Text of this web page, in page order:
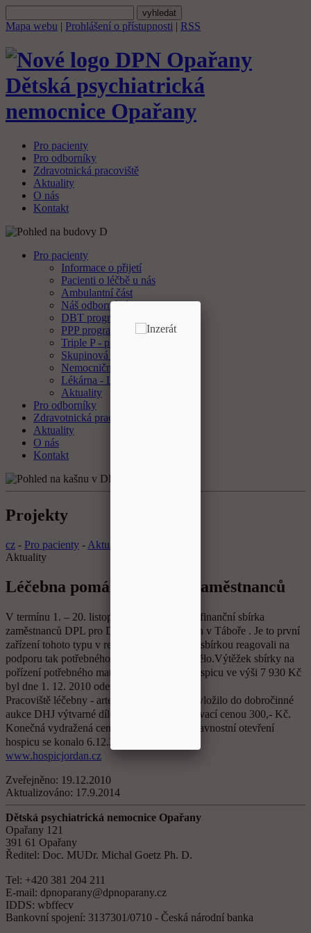
Mapa webu | Prohlášení o přístupnosti | RSS
Dětská psychiatrická
nemocnice Opařany
Pro pacienty
Pro odborníky
Zdravotnická pracoviště
Aktuality
O nás
Kontakt
Pro pacienty
Informace o přijetí
Pacienti o léčbě u nás
Ambulantní část
Náš odborný tým
DBT program
PPP program
Triple P - program
Skupinová psychoterapie
Nemocniční ombudsman
Lékárna - Laboratoř
Aktuality
Pro odborníky
Zdravotnická pracoviště
Aktuality
O nás
Kontakt
Projekty
cz - Pro pacienty - Aktuality
Aktuality
Léčebna pomáhá – sbírka zaměstnanců
V termínu 1. – 20. listopadu 2010 probíhala finanční sbírka
zaměstnanců DPL pro Domácí hospic Jordán v Táboře . Je to první
zařízení tohoto typu v regionu. Zaměstnanci sbírkou reagovali na
podporu tak potřebného zařízení, které chybělo.Výtěžek sbírky na
pořízení potřebného materiálu pro provoz hospicu ve výši 7 930 Kč
byl dne 1. 12. 2010 odeslán na účet DHJ .
Pracoviště léčebny - arteterapeutický ateliér vložilo do dobročinné
aukce DHJ výtvarné dílo „Vločka“ s vyvolávací cenou 300,- Kč.
Konečná vydražená cena byla 1 500,- Kč Slavnostní otevření
hospicu se konalo 6.12.2010.
www.hospicjordan.cz
Zveřejněno: 19.12.2010
Aktualizováno: 17.9.2014
Dětská psychiatrická nemocnice Opařany
Opařany 121
391 61 Opařany
Ředitel: Doc. MUDr. Michal Goetz Ph. D.
Tel: +420 381 204 211
E-mail: dpnoparany@dpnoparany.cz
IDDS: wbffecv
Bankovní spojení: 3137301/0710 - Česká národní banka